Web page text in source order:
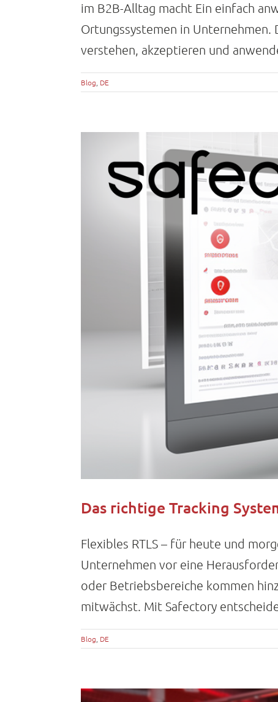
im B2B-Alltag macht Ein einfach
Ortungssystemen in Unternehmen.
verstehen, akzeptieren und
Blog DE
Das richtige Tracking
Flexibles RTLS – für heute und
Unternehmen vor eine
oder Betriebsbereiche kommen
mitwächst. Mit Safectory
Blog, DE